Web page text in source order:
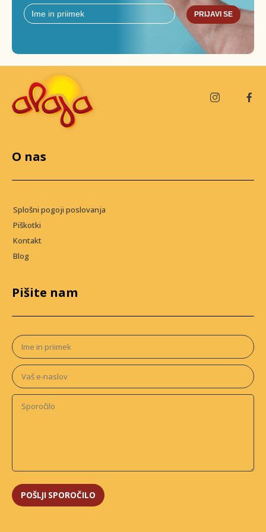
PRIJAVI SE
O nas
Splošni pogoji poslovanja
Piškotki
Kontakt
Blog
Pišite nam